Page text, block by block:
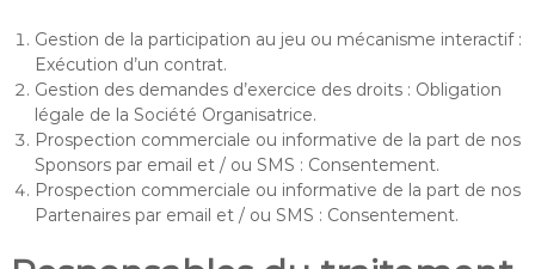
Gestion de la participation au jeu ou mécanisme interactif :
Exécution d’un contrat.
Gestion des demandes d’exercice des droits : Obligation
légale de la Société Organisatrice.
Prospection commerciale ou informative de la part de nos
Sponsors par email et / ou SMS : Consentement.
Prospection commerciale ou informative de la part de nos
Partenaires par email et / ou SMS : Consentement.